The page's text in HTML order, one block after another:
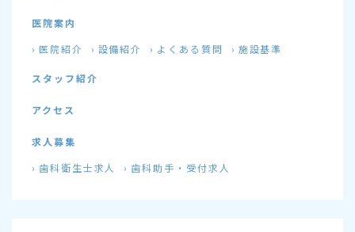
医院案内
医院紹介
設備紹介 よくある質問 施設基準
スタッフ紹介
アクセス
求人募集
歯科衛生士求人
歯科助手・受付求人